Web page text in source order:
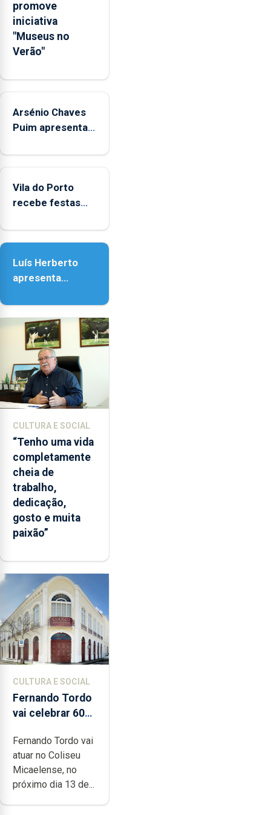
promove
iniciativa
"Museus no
Verão"
Arsénio Chaves
Puim apresenta
Biblioteca de Vila
Vila do Porto
recebe festas
Nossa Senhora
Luís Herberto
apresenta
Paisagem’
CULTURA E SOCIAL
“Tenho uma vida
completamente
cheia de
trabalho,
dedicação,
gosto e muita
paixão”
CULTURA E SOCIAL
Fernando Tordo
vai celebrar 60
no Coliseu
Micaelense
Fernando Tordo vai
atuar no Coliseu
Micaelense, no
próximo dia 13 de...